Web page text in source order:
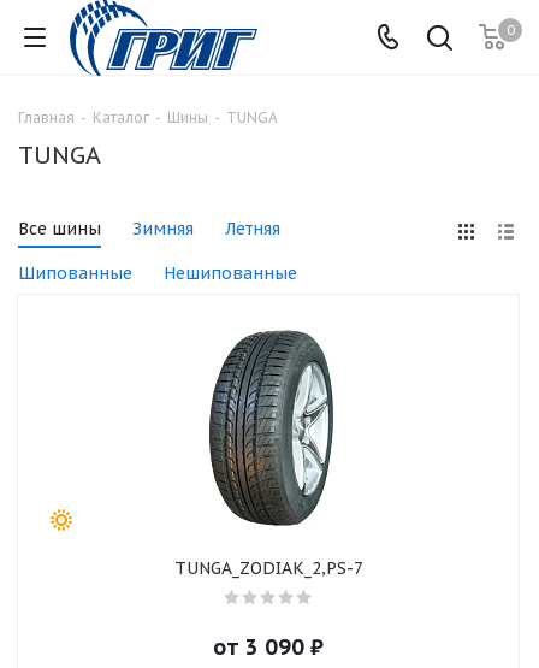
0
Главная - Каталог - Шины - TUNGA
TUNGA
Все шины Зимняя Летняя
Шипованные Нешипованные
TUNGA_ZODIAK_2,PS-7
от 3 090 ₽